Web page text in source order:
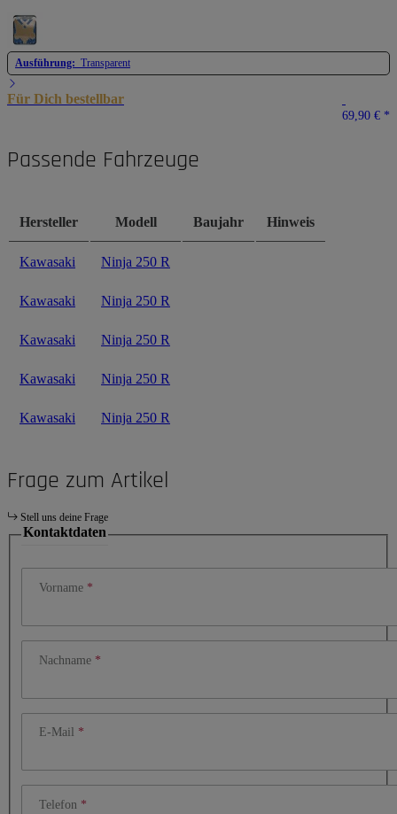
Ausführung: Transparent
Für Dich bestellbar
69,90 € *
Passende Fahrzeuge
Hersteller Modell Baujahr Hinweis
Kawasaki Ninja 250 R
Kawasaki Ninja 250 R
Kawasaki Ninja 250 R
Kawasaki Ninja 250 R
Kawasaki Ninja 250 R
Frage zum Artikel
Stell uns deine Frage
Kontaktdaten
Vorname
Nachname
E-Mail
Telefon